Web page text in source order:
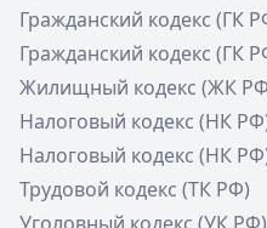
Гражданский кодекс (ГК
Гражданский кодекс (ГК
Жилищный кодекс (ЖК
Налоговый кодекс (НК
Налоговый кодекс (НК
Трудовой кодекс (ТК РФ)